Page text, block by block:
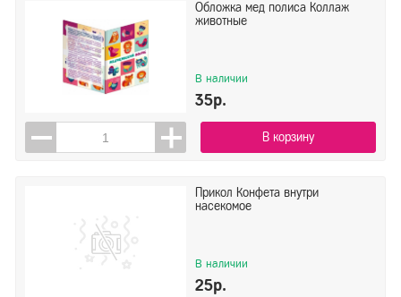
Обложка мед полиса Коллаж
животные
В наличии
35р.
В корзину
Прикол Конфета внутри
насекомое
В наличии
25р.